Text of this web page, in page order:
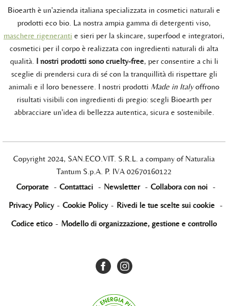
Bioearth è un'azienda italiana specializzata in cosmetici naturali e
prodotti eco bio. La nostra ampia gamma di detergenti viso,
maschere rigeneranti e sieri per la skincare, superfood e integratori,
cosmetici per il corpo è realizzata con ingredienti naturali di alta
qualità. I nostri prodotti sono cruelty-free, per consentire a chi li
sceglie di prendersi cura di sé con la tranquillità di rispettare gli
animali e il loro benessere. I nostri prodotti Made in Italyoffrono
risultati visibili con ingredienti di pregio: scegli Bioearth per
abbracciare un'idea di bellezza autentica, sicura e sostenibile.
Copyright 2024, SAN.ECO.VIT. S.R.L. a company of Naturalia
Tantum S.p.A. P. IVA 02670160122
Corporate - Contattaci - Newsletter - Collabora con noi -
Privacy Policy - Cookie Policy - Rivedi le tue scelte sui cookie -
Codice etico - Modello di organizzazione, gestione e controllo